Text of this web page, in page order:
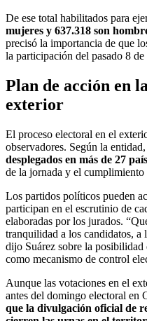
De ese total habilitados para
mujeres y 637.318 son
precisó la importancia de que
la participación del pasado 8 de
Plan de acción en
exterior
El proceso electoral en el
observadores. Según la entidad,
desplegados en más de 27
de la jornada y el cumplimiento
Los partidos políticos pueden
participan en el escrutinio de
elaboradas por los jurados.
tranquilidad a los candidatos, a
dijo Suárez sobre la posibilidad
como mecanismo de control
Aunque las votaciones en el
antes del domingo electoral en
que la divulgación oficial de